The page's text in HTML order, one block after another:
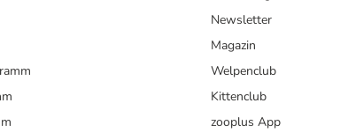
Newsletter
Magazin
Welpenclub
Kittenclub
zooplus App